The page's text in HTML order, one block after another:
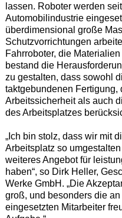
lassen. Roboter werden
Automobilindustrie
überdimensional große
Schutzvorrichtungen
Fahrroboter, die
bestand die
zu gestalten, dass sowohl
taktgebundenen Fertigung,
Arbeitssicherheit als auch
des Arbeitsplatzes
„Ich bin stolz, dass wir mit
Arbeitsplatz so
weiteres Angebot für
haben“, so Dirk Heller,
Werke GmbH. „Die
groß, und besonders die
eingesetzten Mitarbeiter